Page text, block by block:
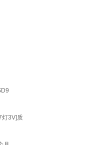
灯3V]质